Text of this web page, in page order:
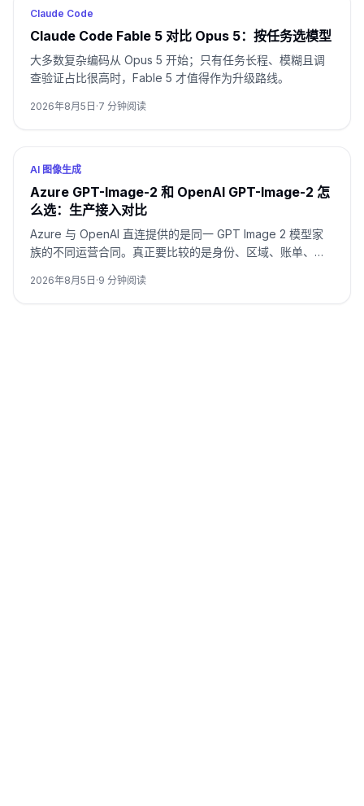
Claude Code
Claude Code Fable 5 对比 Opus 5：按任务选模型
大多数复杂编码从 Opus 5 开始；只有任务长程、模糊且调
查验证占比很高时，Fable 5 才值得作为升级路线。
2026年8月5日 ·7 分钟阅读
AI 图像生成
Azure GPT-Image-2 和 OpenAI GPT-Image-2 怎
么选：生产接入对比
Azure 与 OpenAI 直连提供的是同一 GPT Image 2 模型家
族的不同运营合同。真正要比较的是身份、区域、账单、配
2026年8月5日 ·9 分钟阅读